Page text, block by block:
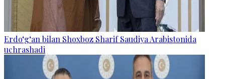
Erdo‘g‘an bilan Shoxboz Sharif Saudiya Arabistonida
uchrashadi